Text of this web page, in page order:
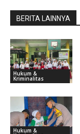
BERITA LAINNYA
Hukum &
Kriminalitas
Hukum &